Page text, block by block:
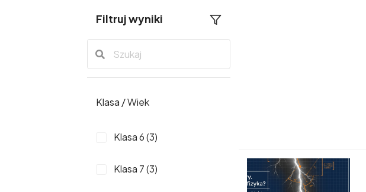
Filtruj wyniki
Klasa / Wiek
Klasa 6 (3)
Klasa 7 (3)